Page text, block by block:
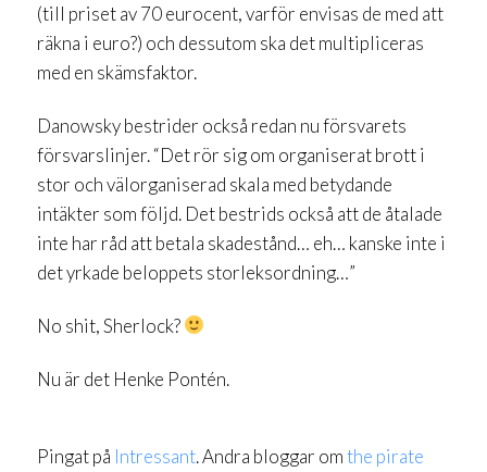
(till priset av 70 eurocent, varför envisas de med att
räkna i euro?) och dessutom ska det multipliceras
med en skämsfaktor.
Danowsky bestrider också redan nu försvarets
försvarslinjer. “Det rör sig om organiserat brott i
stor och välorganiserad skala med betydande
intäkter som följd. Det bestrids också att de åtalade
inte har råd att betala skadestånd… eh… kanske inte i
det yrkade beloppets storleksordning…”
No shit, Sherlock?
Nu är det Henke Pontén.
Pingat på Intressant. Andra bloggar omthe pirate